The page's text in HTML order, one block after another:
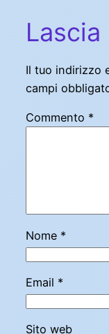
Il tuo indirizzo
campi
Commento *
Nome *
Email *
Sito web